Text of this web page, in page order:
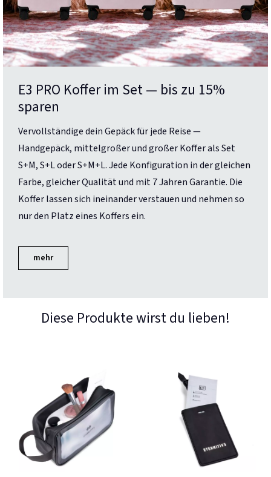
E3 PRO Koffer im Set — bis zu 15%
sparen
Vervollständige dein Gepäck für jede Reise —
Handgepäck, mittelgroßer und großer Koffer als Set
S+M, S+L oder S+M+L. Jede Konfiguration in der gleichen
Farbe, gleicher Qualität und mit 7 Jahren Garantie. Die
Koffer lassen sich ineinander verstauen und nehmen so
nur den Platz eines Koffers ein.
mehr
Diese Produkte wirst du lieben!